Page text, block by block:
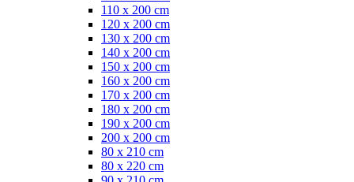
110 x 200 cm
120 x 200 cm
130 x 200 cm
140 x 200 cm
150 x 200 cm
160 x 200 cm
170 x 200 cm
180 x 200 cm
190 x 200 cm
200 x 200 cm
80 x 210 cm
80 x 220 cm